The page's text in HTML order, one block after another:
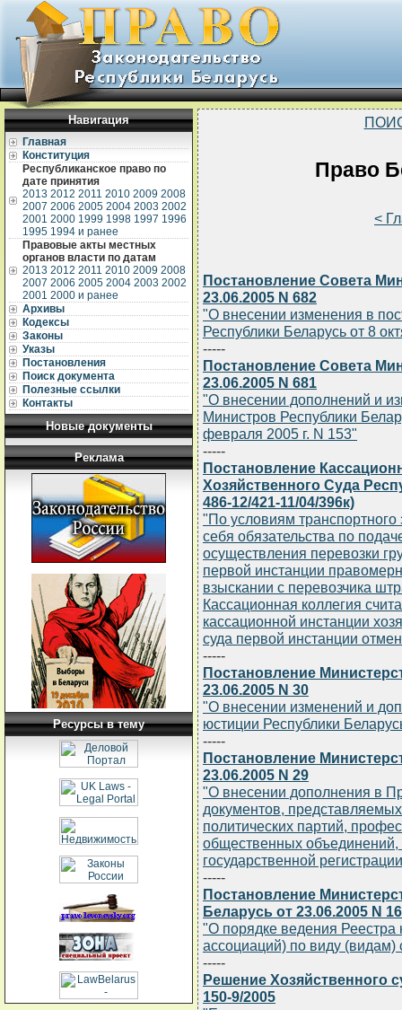
Навигация
Главная
Конституция
Республиканское право по
дате принятия
2013 2012 2011 2010 2009 2008
2007 2006 2005 2004 2003 2002
2001 2000 1999 1998 1997 1996
1995 1994 и ранее
Правовые акты местных
органов власти по датам
2013 2012 2011 2010 2009 2008
2007 2006 2005 2004 2003 2002
2001 2000 и ранее
Архивы
Кодексы
Законы
Указы
Постановления
Поиск документа
Полезные ссылки
Контакты
Новые документы
Реклама
Ресурсы в тему
Право
<
Постановление Совета
23.06.2005 N 682
"О внесении изменения в
Республики Беларусь от 8
-----
Постановление Совета
23.06.2005 N 681
"О внесении дополнений и
Министров Республики
февраля 2005 г. N 153"
-----
Постановление
Хозяйственного Суда
486-12/421-11/04/396к)
"По условиям транспортного
себя обязательства по
осуществления перевозки
первой инстанции
взыскании с перевозчика
Кассационная коллегия
кассационной инстанции
суда первой инстанции
-----
Постановление
23.06.2005 N 30
"О внесении изменений и
юстиции Республики
-----
Постановление
23.06.2005 N 29
"О внесении дополнения в
документов,
политических партий,
общественных объединений,
государственной
-----
Постановление
Беларусь от 23.06.2005 N 16
"О порядке ведения
ассоциаций) по виду (видам)
-----
Решение Хозяйственного
150-9/2005